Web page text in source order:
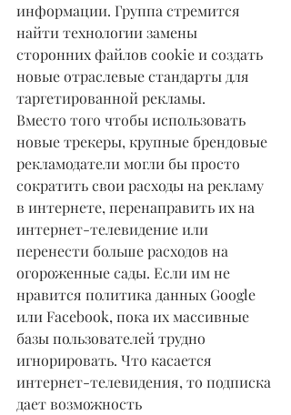
информации. Группа стремится
найти технологии замены
сторонних файлов cookie и создать
новые отраслевые стандарты для
таргетированной рекламы.
Вместо того чтобы использовать
новые трекеры, крупные брендовые
рекламодатели могли бы просто
сократить свои расходы на рекламу
в интернете, перенаправить их на
интернет-телевидение или
перенести больше расходов на
огороженные сады. Если им не
нравится политика данных Google
или Facebook, пока их массивные
базы пользователей трудно
игнорировать. Что касается
интернет-телевидения, то подписка
дает возможность